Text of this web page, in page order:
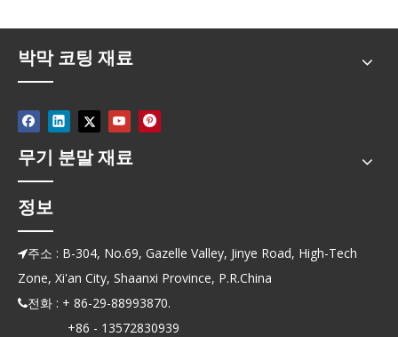
박막 코팅 재료
무기 분말 재료
정보
주소 : B-304, No.69, Gazelle Valley, Jinye Road, High-Tech
Zone, Xi'an City, Shaanxi Province, P.R.China
전화 : + 86-29-88993870.
+86 - 13572830939